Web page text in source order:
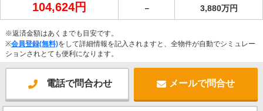
104,624円 － 3,880万円
※返済金額はあくまでも目安です。
※会員登録(無料)をして詳細情報を記入されますと、全物件が自動でシミュレー
ションされとても便利になります。
電話で問合わせ メールで問合せ